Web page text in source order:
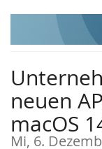
Zum
neuen
macOS
Mi, 6.